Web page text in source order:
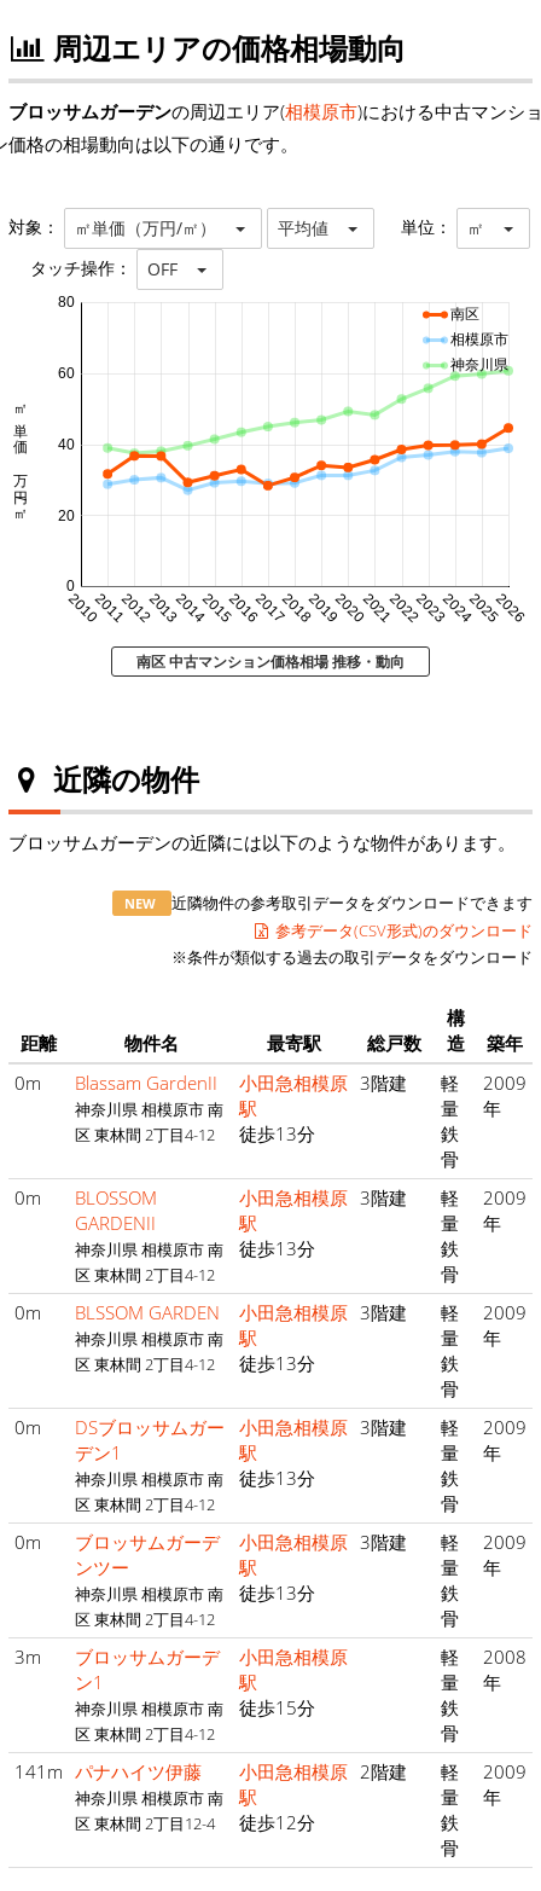
周辺エリアの価格相場動向
ブロッサムガーデンの周辺エリア(相模原市)における中古マンシ
価格の相場動向は以下の通りです。
対象： ㎡単価（万円/㎡） 平均値 単位： ㎡
タッチ操作： OFF
20102011201220132014201520162017201820192020202120222023202420252026
0
20
40
60
80
㎡単価 万円/㎡
南区
相模原市
神奈川県
南区 中古マンション価格相場 推移・動向
近隣の物件
ブロッサムガーデンの近隣には以下のような物件があります。
NEW
近隣物件の参考取引データをダウンロードできます
参考データ(CSV形式)のダウンロード
※条件が類似する過去の取引データをダウンロード
距離 物件名 最寄駅 総戸数
構
造
築年
0m
Blassam GardenII
神奈川県 相模原市 南
区 東林間 2丁目4-12
小田急相模原
駅
徒歩13分
3階建
軽
量
鉄
骨
2009
年
0m
BLOSSOM
GARDENII
神奈川県 相模原市 南
区 東林間 2丁目4-12
小田急相模原
駅
徒歩13分
3階建
軽
量
鉄
骨
2009
年
0m BLSSOM GARDEN
神奈川県 相模原市 南
区 東林間 2丁目4-12
小田急相模原
駅
徒歩13分
3階建
軽
量
鉄
骨
2009
年
0m
DSブロッサムガー
デン1
神奈川県 相模原市 南
区 東林間 2丁目4-12
小田急相模原
駅
徒歩13分
3階建
軽
量
鉄
骨
2009
年
0m
ブロッサムガーデ
ンツー
神奈川県 相模原市 南
区 東林間 2丁目4-12
小田急相模原
駅
徒歩13分
3階建
軽
量
鉄
骨
2009
年
3m
ブロッサムガーデ
ン1
神奈川県 相模原市 南
区 東林間 2丁目4-12
小田急相模原
駅
徒歩15分
軽
量
鉄
骨
2008
年
141m パナハイツ伊藤
神奈川県 相模原市 南
区 東林間 2丁目12-4
小田急相模原
駅
徒歩12分
2階建
軽
量
鉄
骨
2009
年